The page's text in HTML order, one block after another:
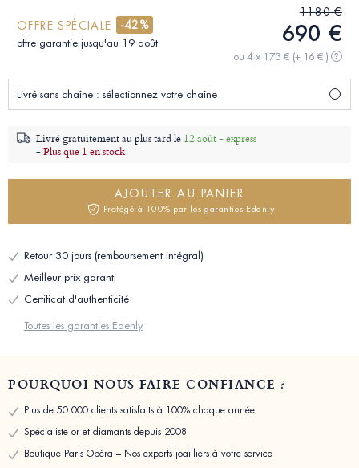
OFFRE SPÉCIALE -42%
offre garantie jusqu'au 19 août
1180 €
690 €
ou 4 x 173 € (+ 16 € ) ?
Livré sans chaîne : sélectionnez votre chaîne
Livré gratuitement au plus tard le 12 août - express
-Plus que 1 en stock
AJOUTER AU PANIER
Protégé à 100% par les garanties Edenly
Retour 30 jours (remboursement intégral)
Meilleur prix garanti
Certificat d'authenticité
Toutes les garanties Edenly
POURQUOI NOUS FAIRE CONFIANCE ?
Plus de 50 000 clients satisfaits à 100% chaque année
Spécialiste or et diamants depuis 2008
Boutique Paris Opéra – Nos experts joailliers à votre service